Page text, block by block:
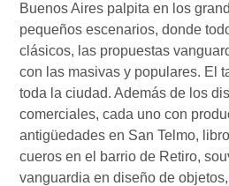
Buenos Aires palpita en los
pequeños escenarios, donde
clásicos, las propuestas
con las masivas y populares. El
toda la ciudad. Además de los
comerciales, cada uno con
antigüedades en San Telmo,
cueros en el barrio de Retiro,
vanguardia en diseño de